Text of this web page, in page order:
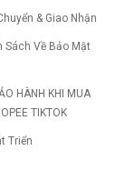
đỉnh cao, mang lại
gaming bị tụt
thời gian? Tìm hiểu
từng bước tại Vi Tính
RTX 50
& Giao Nhận
Sách Về Bảo Mật
HÀNH KHI MUA
TIKTOK
Triển